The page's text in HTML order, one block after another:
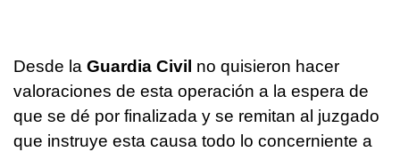
Desde la Guardia Civil no quisieron hacer
valoraciones de esta operación a la espera de
que se dé por finalizada y se remitan al juzgado
que instruye esta causa todo lo concerniente a